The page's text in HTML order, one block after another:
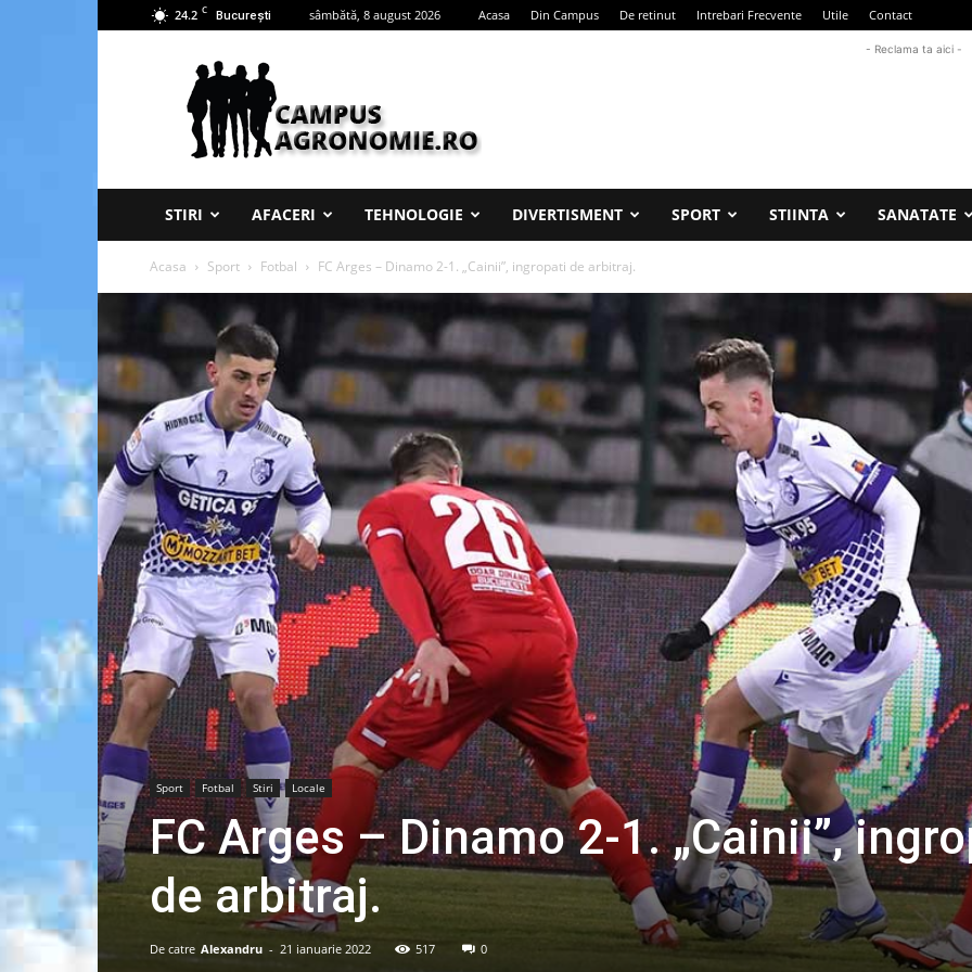
24.2 C București sâmbătă, 8 august 2026 Acasa Din Campus De retinut Intrebari Frecvente Utile Contact
Campus
Agronomie
- Reclama ta aici -
STIRI AFACERI TEHNOLOGIE DIVERTISMENT SPORT STIINTA SANATATE
Acasa Sport Fotbal FC Arges – Dinamo 2-1. „Cainii”, ingropati de arbitraj.
Sport Fotbal Stiri Locale
FC Arges – Dinamo 2-1. „Cainii”,
de arbitraj.
De catre Alexandru - 21 ianuarie 2022 517 0